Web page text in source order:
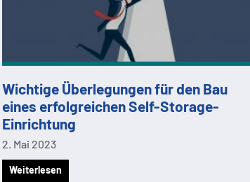
Wichtige Überlegungen für den Bau
eines erfolgreichen Self-Storage-
Einrichtung
2. Mai 2023
Weiterlesen